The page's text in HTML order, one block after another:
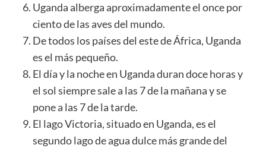
Uganda alberga aproximadamente el once por
ciento de las aves del mundo.
De todos los países del este de África, Uganda
es el más pequeño.
El día y la noche en Uganda duran doce horas y
el sol siempre sale a las 7 de la mañana y se
pone a las 7 de la tarde.
El lago Victoria, situado en Uganda, es el
segundo lago de agua dulce más grande del